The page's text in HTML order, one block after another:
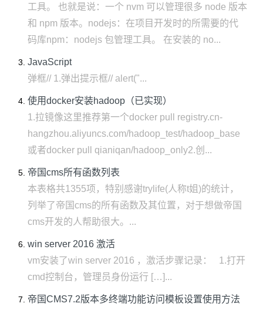
工具。 也就是说：一个 nvm 可以管理很多 node 版本
和 npm 版本。nodejs：在项目开发时的所需要的代
码库npm：nodejs 包管理工具。 在安装的 no...
JavaScript
弹框// 1.弹出提示框// alert("...
使用docker安装hadoop（已实现）
1.拉镜像这里推荐第一个docker pull registry.cn-
hangzhou.aliyuncs.com/hadoop_test/hadoop_base
或者docker pull qianiqan/hadoop_only2.创...
帝国cms所有函数列表
本表格共1355项，特别感谢trylife(人称t姐)的统计，
列举了帝国cms的所有函数及其位置，对于想做帝国
cms开发的人帮助很大。...
win server 2016 激活
vm安装了win server 2016 ，激活步骤记录： 1.打开
cmd控制台，管理员身份运行 […]...
帝国CMS7.2版本多终端功能访问模板设置使用方法